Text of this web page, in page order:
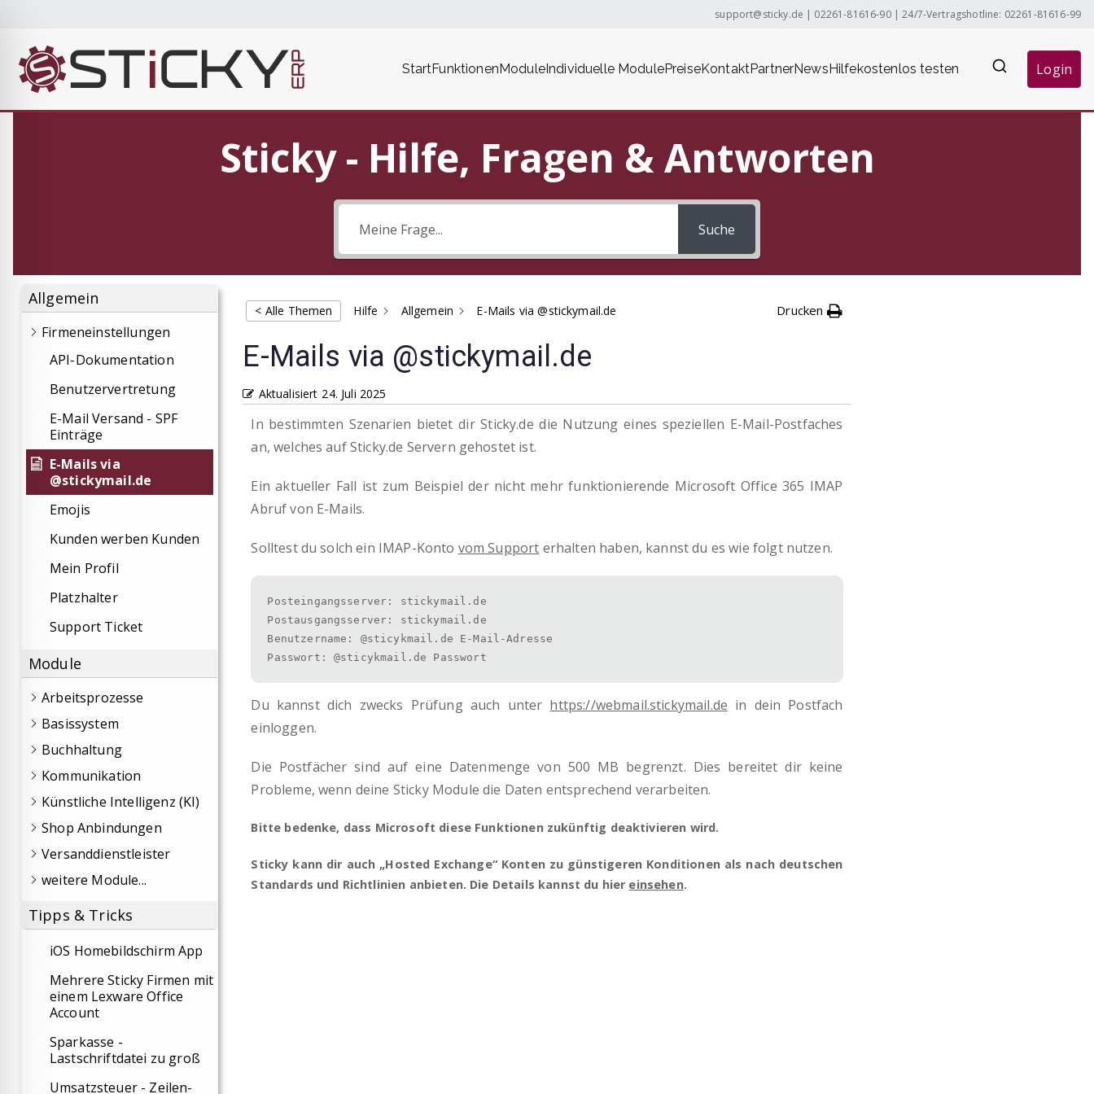
support@sticky.de | 02261-81616-90| 24/7-Vertragshotline: 02261-81616-99
StartFunktionenModuleIndividuelle ModulePreiseKontaktPartnerNewsHilfekostenlos testen Login
Sticky - Hilfe, Fragen & Antworten
Suche
Allgemein
Firmeneinstellungen
API-Dokumentation
Benutzervertretung
E-Mail Versand - SPF
Einträge
E-Mails via
@stickymail.de
Emojis
Kunden werben Kunden
Mein Profil
Platzhalter
Support Ticket
Module
Arbeitsprozesse
Basissystem
Buchhaltung
Kommunikation
Künstliche Intelligenz (KI)
Shop Anbindungen
Versanddienstleister
weitere Module...
Tipps & Tricks
iOS Homebildschirm App
Mehrere Sticky Firmen mit
einem Lexware Office
Account
Sparkasse -
Lastschriftdatei zu groß
Umsatzsteuer - Zeilen-
< Alle Themen Hilfe Allgemein E-Mails via @stickymail.de Drucken
E-Mails via @stickymail.de
Aktualisiert 24. Juli 2025
In bestimmten Szenarien bietet dir Sticky.de die Nutzung eines speziellen E-Mail-Postfaches
an, welches auf Sticky.de Servern gehostet ist.
Ein aktueller Fall ist zum Beispiel der nicht mehr funktionierende Microsoft Office 365 IMAP
Abruf von E-Mails.
Solltest du solch ein IMAP-Konto vom Support erhalten haben, kannst du es wie folgt nutzen.
Posteingangsserver: stickymail.de
Postausgangsserver: stickymail.de
Benutzername: @sticykmail.de E-Mail-Adresse
Passwort: @sticykmail.de Passwort
Du kannst dich zwecks Prüfung auch unter https://webmail.stickymail.de in dein Postfach
einloggen.
Die Postfächer sind auf eine Datenmenge von 500 MB begrenzt. Dies bereitet dir keine
Probleme, wenn deine Sticky Module die Daten entsprechend verarbeiten.
Bitte bedenke, dass Microsoft diese Funktionen zukünftig deaktivieren wird.
Sticky kann dir auch „Hosted Exchange“ Konten zu günstigeren Konditionen als nach deutschen
Standards und Richtlinien anbieten. Die Details kannst du hier einsehen.